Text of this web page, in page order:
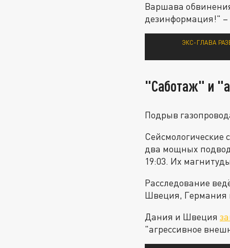
Варшава
дезинформация!" –
ЭКС-ГЛАВА
"Саботаж" и
Подрыв
Сейсмологические
два мощных
19:03. Их
Расследование
Швеция, Германия
Дания и Швеция
"агрессивное